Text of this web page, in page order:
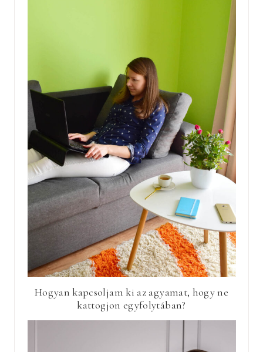
Hogyan kapcsoljam ki az agyamat, hogy ne
kattogjon egyfolytában?